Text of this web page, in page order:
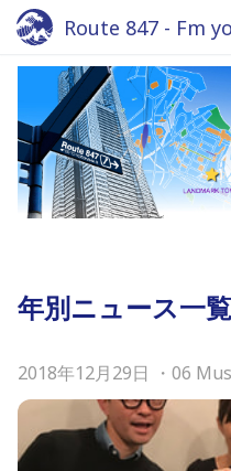
Route 847 - Fm
年別ニュース一覧
2018年12月29日 ・ 06